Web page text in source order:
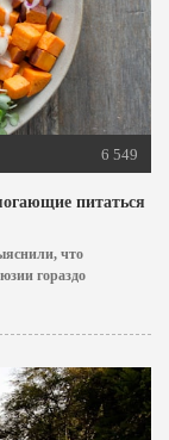
6 549
питаться
что
гораздо